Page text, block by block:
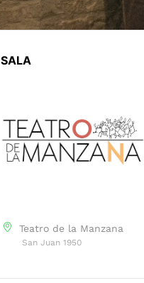
SALA
Teatro de la Manzana
San Juan 1950